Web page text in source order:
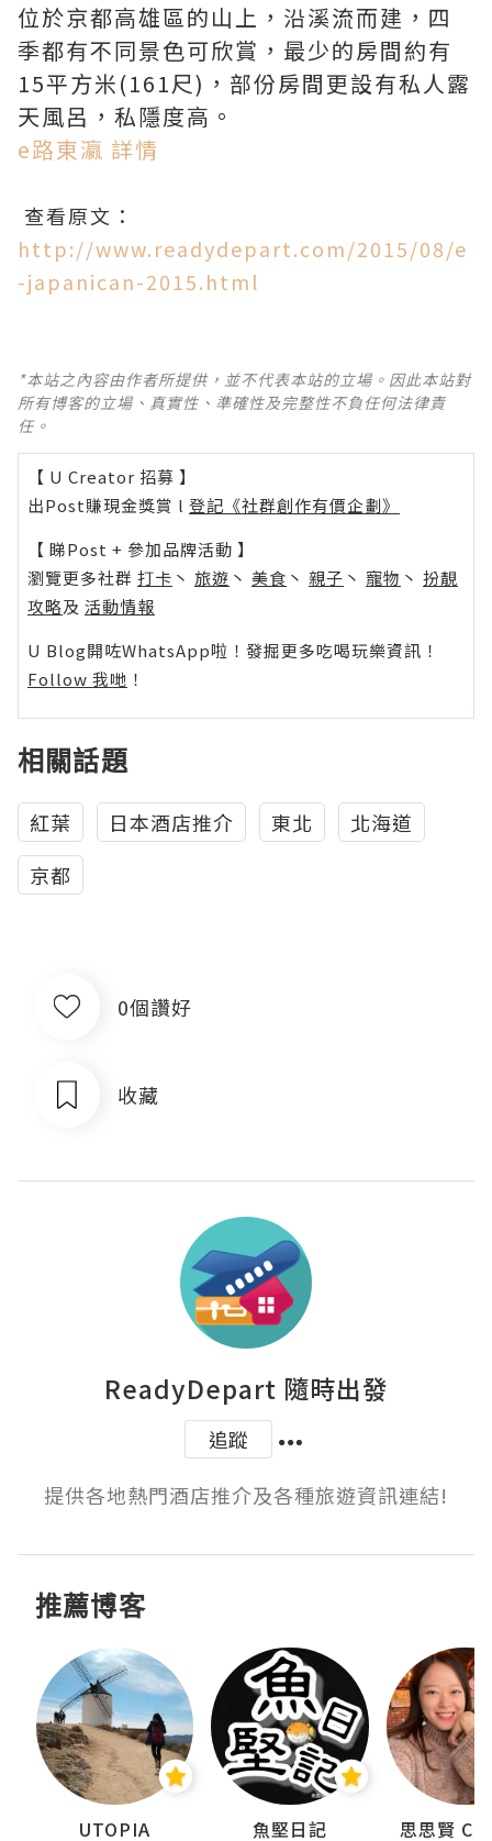
位於京都高雄區的山上，沿溪流而建，四
季都有不同景色可欣賞，最少的房間約有
15平方米(161尺)，部份房間更設有私人露
天風呂，私隱度高。
e路東瀛 詳情
查看原文：
http://www.readydepart.com/2015/08/e
-japanican-2015.html
*本站之內容由作者所提供，並不代表本站的立場。因此本站對
所有博客的立場、真實性、準確性及完整性不負任何法律責
任。
【 U Creator 招募 】
出Post賺現金獎賞 l 登記《社群創作有價企劃》
【 睇Post + 參加品牌活動 】
瀏覽更多社群 打卡 丶 旅遊 丶 美食 丶 親子 丶 寵物 丶 扮靚
攻略及 活動情報
U Blog開咗WhatsApp啦！發掘更多吃喝玩樂資訊！
Follow 我哋 ！
相關話題
紅葉 日本酒店推介 東北
北海道
京都
0個讚好
收藏
ReadyDepart 隨時出發
追蹤
提供各地熱門酒店推介及各種旅遊資訊連結!
推薦博客
UTOPIA 魚堅日記